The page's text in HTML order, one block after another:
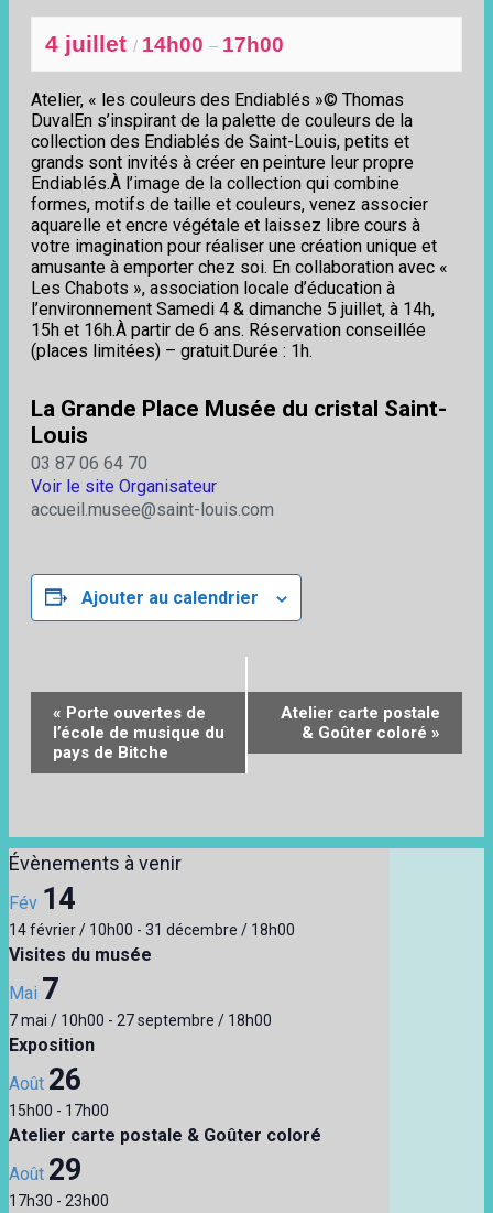
4 juillet / 14h00 – 17h00
Atelier, « les couleurs des Endiablés »© Thomas
DuvalEn s’inspirant de la palette de couleurs de la
collection des Endiablés de Saint-Louis, petits et
grands sont invités à créer en peinture leur propre
Endiablés.À l’image de la collection qui combine
formes, motifs de taille et couleurs, venez associer
aquarelle et encre végétale et laissez libre cours à
votre imagination pour réaliser une création unique et
amusante à emporter chez soi. En collaboration avec «
Les Chabots », association locale d’éducation à
l’environnement Samedi 4 & dimanche 5 juillet, à 14h,
15h et 16h.À partir de 6 ans. Réservation conseillée
(places limitées) – gratuit.Durée : 1h.
La Grande Place Musée du cristal Saint-
Louis
03 87 06 64 70
Voir le site Organisateur
accueil.musee@saint-louis.com
Ajouter au calendrier
Navigation
Évènement
« Porte ouvertes de
l’école de musique du
pays de Bitche
Atelier carte postale
& Goûter coloré »
Évènements à venir
Fév 14
14 février / 10h00 - 31 décembre / 18h00
Visites du musée
Mai 7
7 mai / 10h00 - 27 septembre / 18h00
Exposition
Août 26
15h00 - 17h00
Atelier carte postale & Goûter coloré
Août 29
17h30 - 23h00